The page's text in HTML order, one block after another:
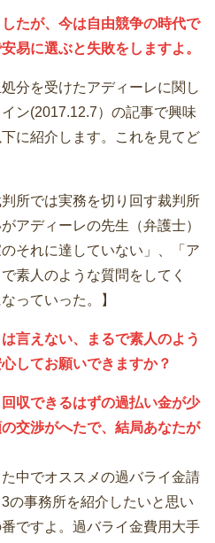
たが、今は自由競争の時代で
易に選ぶと失敗をしますよ。
分を受けたアディーレに関し
ン(2017.12.7）の記事で興味
に紹介します。これを見てど
所では実務を切り回す裁判所
アディーレの先生（弁護士）
それに達していない」、「ア
素人のような質問をしてく
っていった。】
言えない、まるで素人のよう
してお願いできますか？
収できるはずの過払い金が少
交渉がへたで、結局あなたが
中でオススメの過バライ金請
の事務所を紹介したいと思い
ですよ。過バライ金費用大手